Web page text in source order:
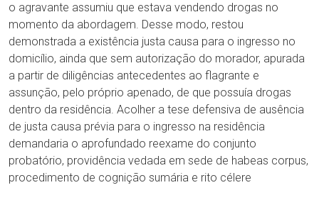
o agravante assumiu que estava vendendo drogas no
momento da abordagem. Desse modo, restou
demonstrada a existência justa causa para o ingresso no
domicílio, ainda que sem autorização do morador, apurada
a partir de diligências antecedentes ao flagrante e
assunção, pelo próprio apenado, de que possuía drogas
dentro da residência. Acolher a tese defensiva de ausência
de justa causa prévia para o ingresso na residência
demandaria o aprofundado reexame do conjunto
probatório, providência vedada em sede de habeas corpus,
procedimento de cognição sumária e rito célere